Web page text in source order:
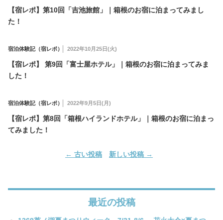
【宿レポ】第10回「吉池旅館」｜箱根のお宿に泊まってみまし
た！
宿泊体験記（宿レポ） 2022年10月25日(火)
【宿レポ】 第9回「富士屋ホテル」｜箱根のお宿に泊まってみま
した！
宿泊体験記（宿レポ） 2022年9月5日(月)
【宿レポ】第8回「箱根ハイランドホテル」｜箱根のお宿に泊まっ
てみました！
← 古い投稿 新しい投稿 →
最近の投稿